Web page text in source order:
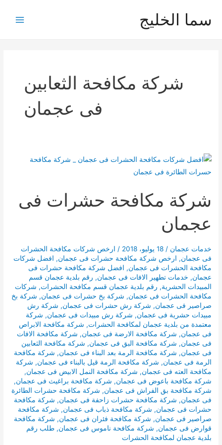
سما الخليج
شركة مكافحة الثعابين
فى عجمان
شركة مكافحة حشرات فى
عجمان
خدمات عجمان /18 يوليو، 2018 / ارخص شركات مكافحة الحشرات
فى عجمان, ارخص شركة مكافحة حشرات فى عجمان, افضل شركات
مكافحة الحشرات فى عجمان, افضل شركة مكافحة حشرات فى
عجمان, خدمات تطهير الافات فى عجمان, رقم بلدية عجمان قسم
المبيدات الحشرية, رقم بلدية عجمان قسم مكافحة الحشرات, شركات
مكافحة الحشرات فى عجمان, شركة بخ حشرات فى عجمان, شركة بخ
صراصير فى عجمان, شركة رش حشرات فى عجمان, شركة رش
مبيدات حشرية فى عجمان, شركة رش مبيدات فى عجمان, شركة
معتمدة من بلدية عجمان لمكافحة الحشرات, شركة مكافحة الابراص
فى عجمان, شركة مكافحة الارضة فى عجمان, شركة مكافحة الافات
فى عجمان, شركة مكافحة البق فى عجمان, شركة مكافحة الثعابين
فى عجمان, شركة مكافحة الرمة بعد البناء فى عجمان, شركة مكافحة
الرمة فى عجمان, شركة مكافحة الرمة قيل بالبناء فى عجمان, شركة
مكافحة العته فى عجمان, شركة مكافحة النمل الابيض فى عجمان,
شركة مكافحة باعوض فى عجمان, شركة مكافحة براغيث فى عجمان,
شركة مكافحة بق الفراش فى عجمان, شركة مكافحة حشرات الطائرة
فى عجمان, شركة مكافحة حشرات زاحفة فى عجمان, شركة مكافحة
حشرات فى عجمان, شركة مكافحة ذباب فى عجمان, شركة مكافحة
صراصير فى عجمان, شركة مكافحة فئران فى عجمان, شركة مكافحة
قوارض فى عجمان, شركة مكافحة ناموس فى عجمان,طلب رقم
بلدية عجمان لمكافحة الحشرات